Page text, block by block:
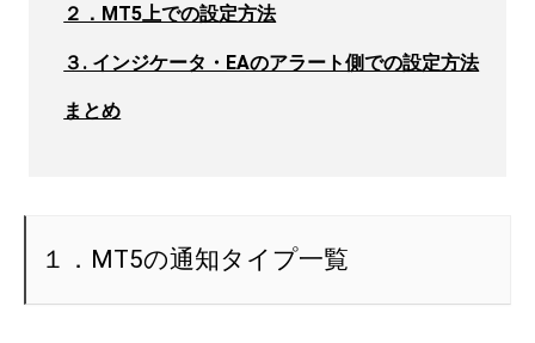
２．MT5上での設定方法
３. インジケータ・EAのアラート側での設定方法
まとめ
１．MT5の通知タイプ一覧